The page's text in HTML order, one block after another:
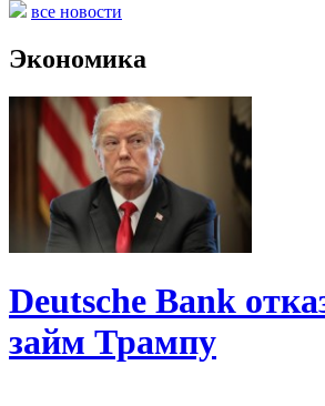
все новости
Экономика
Deutsche Bank
займ Трампу